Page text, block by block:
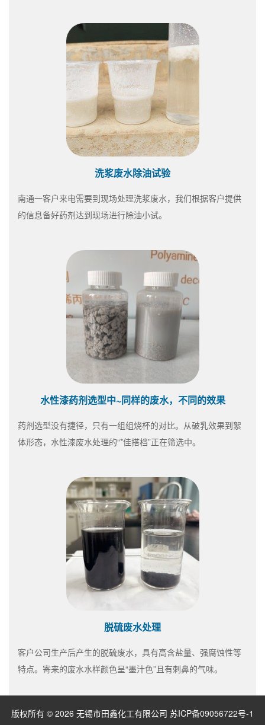
洗浆废水除油试验
南通一客户来电需要到现场处理洗浆废水，我们根据客户提供
的信息备好药剂达到现场进行除油小试。
水性漆药剂选型中~同样的废水，不同的效果
药剂选型没有捷径，只有一组组烧杯的对比。从破乳效果到絮
体形态，水性漆废水处理的“*佳搭档”正在筛选中。
脱硫废水处理
客户公司生产后产生的脱硫废水，具有高含盐量、强腐蚀性等
特点。寄来的废水水样颜色呈“墨汁色”且有刺鼻的气味。
版权所有 © 2026 无锡市田鑫化工有限公司 苏ICP备09056722号-1